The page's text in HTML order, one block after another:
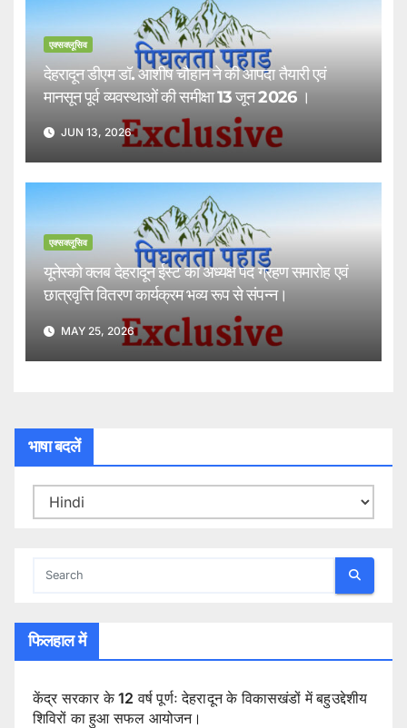
एक्सक्लूसिव
देहरादून डीएम डॉ. आशीष चौहान ने की आपदा तैयारी एवं
मानसून पूर्व व्यवस्थाओं की समीक्षा 13 जून 2026 ।
JUN 13, 2026
एक्सक्लूसिव
यूनेस्को क्लब देहरादून ईस्ट का अध्यक्ष पद ग्रहण समारोह एवं
छात्रवृत्ति वितरण कार्यक्रम भव्य रूप से संपन्न।
MAY 25, 2026
भाषा बदलें
फिलहाल में
केंद्र सरकार के 12 वर्ष पूर्णः देहरादून के विकासखंडों में बहुउद्देशीय
शिविरों का हुआ सफल आयोजन।